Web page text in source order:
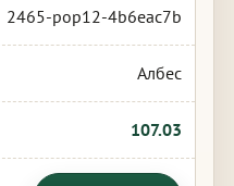
2465-pop12-4b6eac7b
Албес
107.03